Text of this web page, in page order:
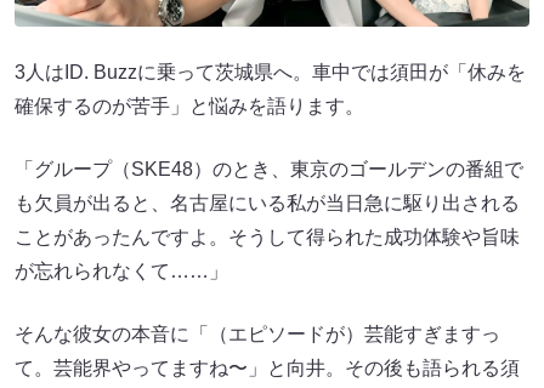
3人はID. Buzzに乗って茨城県へ。車中では須田が「休みを
確保するのが苦手」と悩みを語ります。
「グループ（SKE48）のとき、東京のゴールデンの番組で
も欠員が出ると、名古屋にいる私が当日急に駆り出される
ことがあったんですよ。そうして得られた成功体験や旨味
が忘れられなくて……」
そんな彼女の本音に「（エピソードが）芸能すぎますっ
て。芸能界やってますね〜」と向井。その後も語られる須